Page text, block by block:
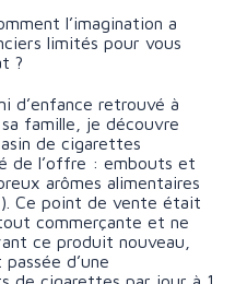
l’imagination a
limités pour vous
?
d’enfance retrouvé à
famille, je découvre
de cigarettes
de l’offre : embouts et
arômes alimentaires
Ce point de vente était
commerçante et ne
ce produit nouveau,
d’une